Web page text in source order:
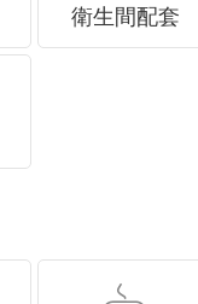
衛生間配套